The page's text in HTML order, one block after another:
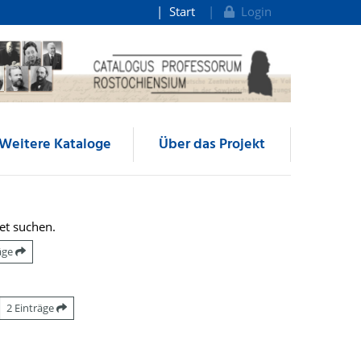
Start Login
Kataloge Über das Projekt
suchen.
2 Einträge